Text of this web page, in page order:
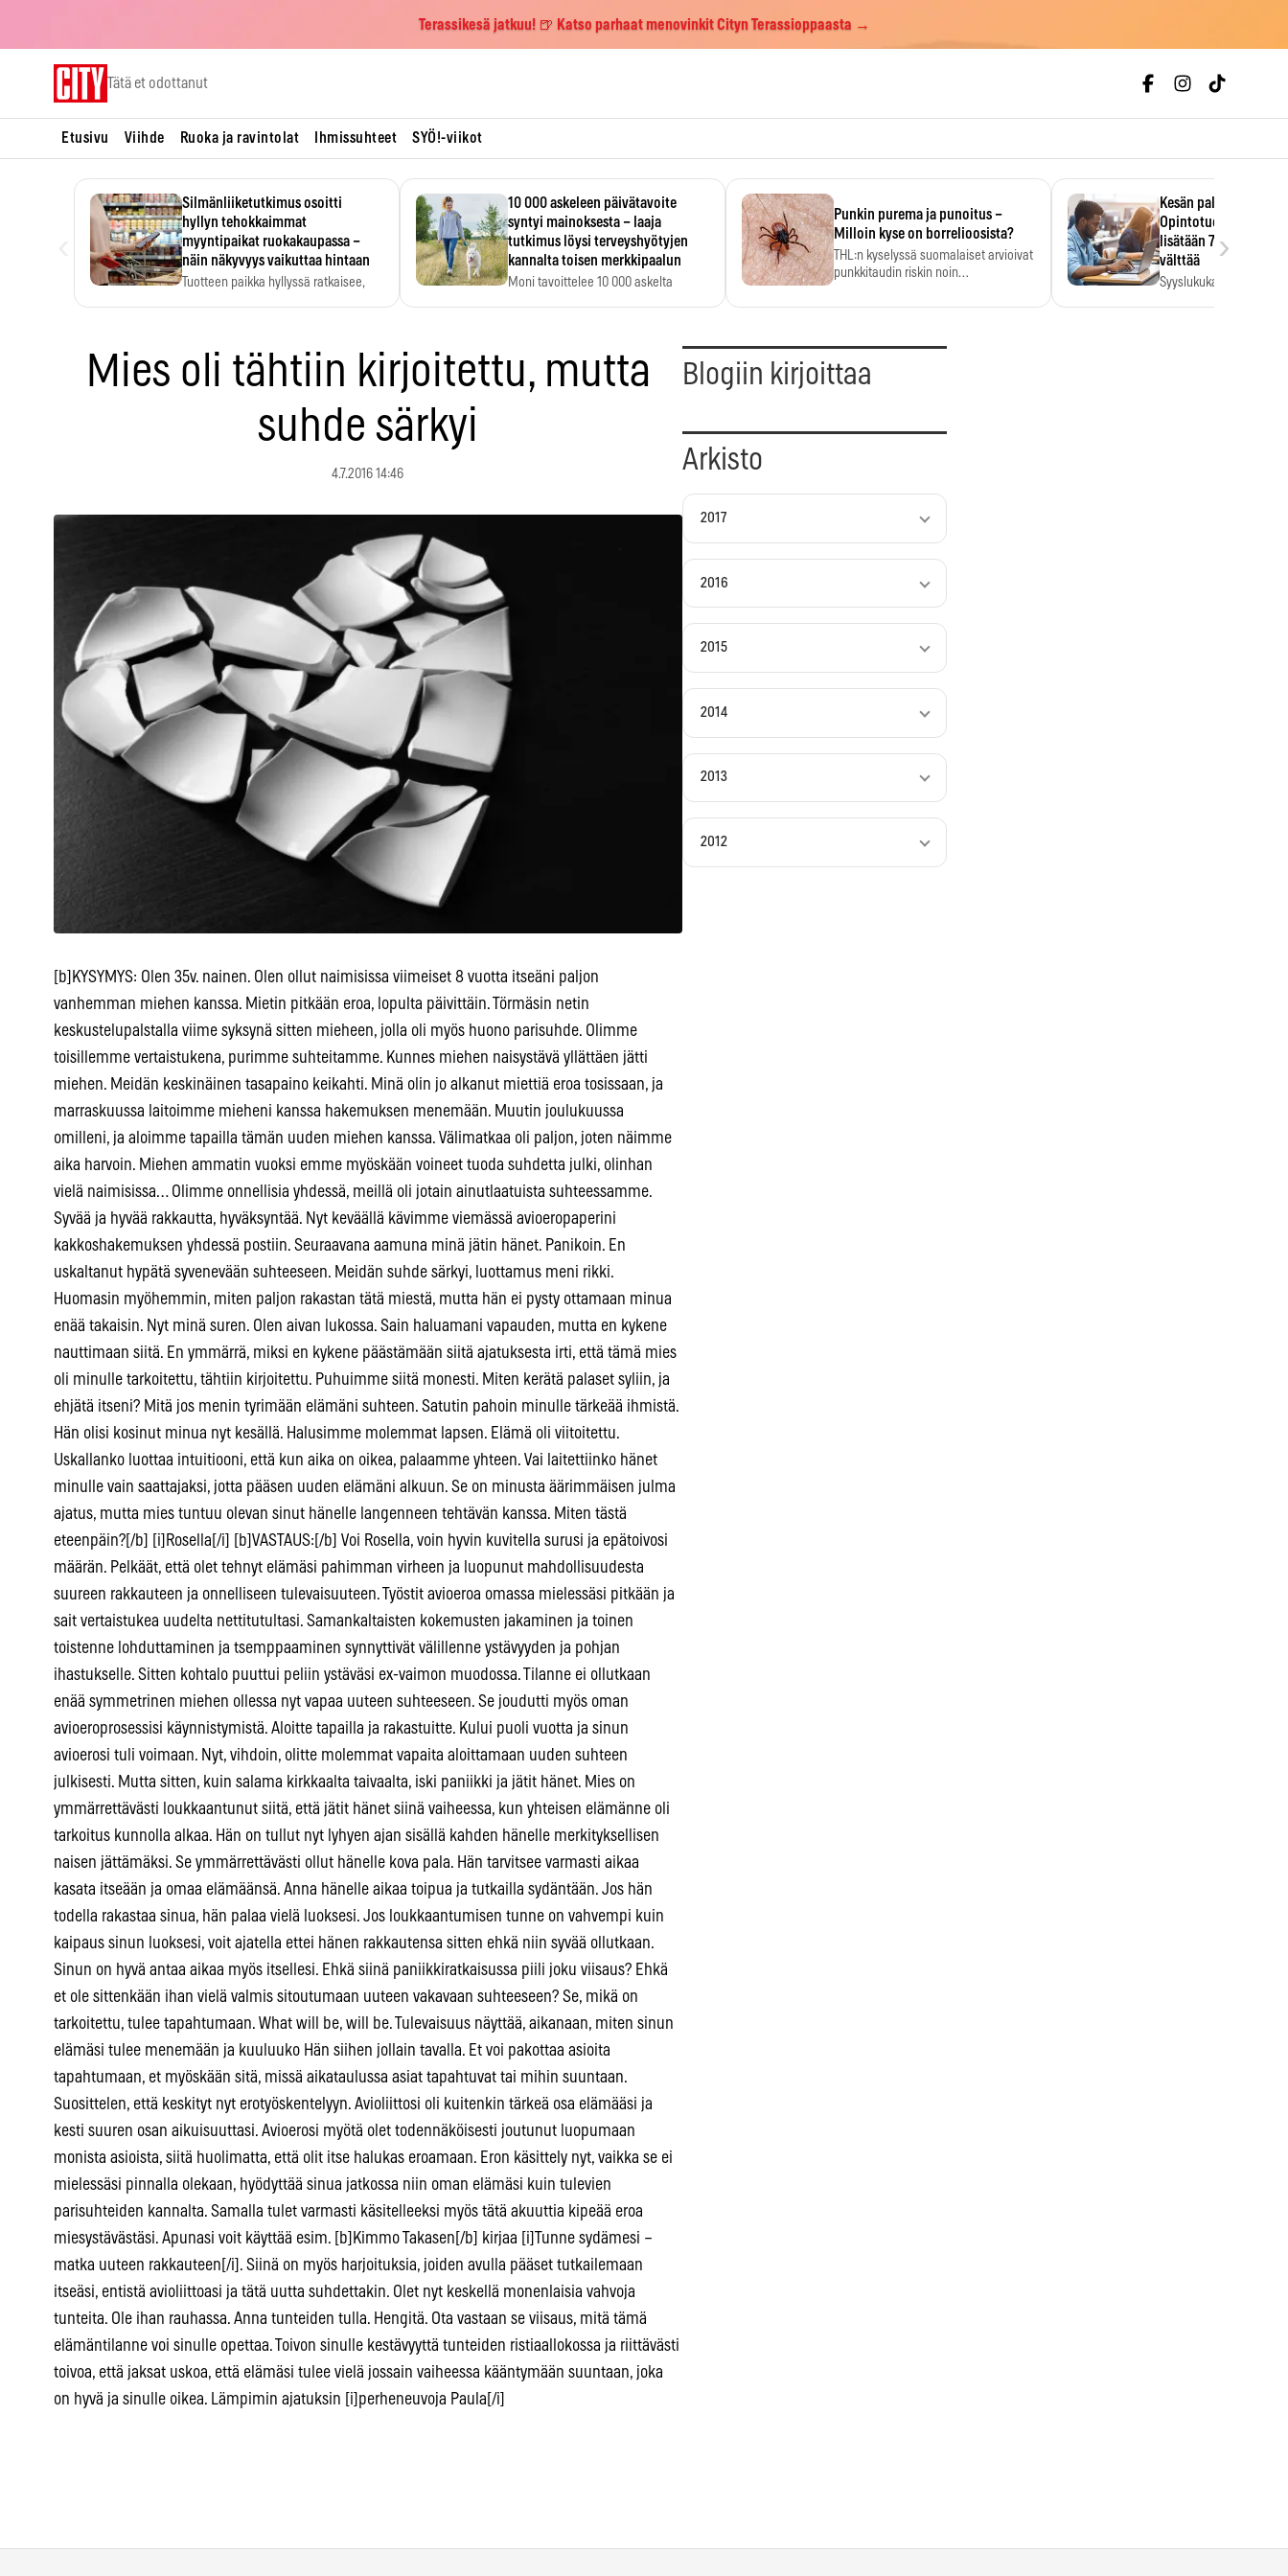
Terassikesä jatkuu! 🍺 Katso parhaat menovinkit Cityn Terassioppaasta →
Tätä et odottanut
Etusivu Viihde Ruoka ja ravintolat Ihmissuhteet SYÖ!-viikot
Silmänliiketutkimus osoitti
hyllyn tehokkaimmat
myyntipaikat ruokakaupassa –
näin näkyvyys vaikuttaa hintaan
Tuotteen paikka hyllyssä ratkaisee,
10 000 askeleen päivätavoite
syntyi mainoksesta – laaja
tutkimus löysi terveyshyötyjen
kannalta toisen merkkipaalun
Moni tavoittelee 10 000 askelta
Punkin purema ja punoitus –
Milloin kyse on borrelioosista?
THL:n kyselyssä suomalaiset arvioivat
punkkitaudin riskin noin
Kesän palkka
Opintotuen
lisätään 7,5
välttää
Syyslukukauden
›
Mies oli tähtiin kirjoitettu, mutta
suhde särkyi
4.7.2016 14:46
[b]KYSYMYS: Olen 35v. nainen. Olen ollut naimisissa viimeiset 8 vuotta itseäni paljon
vanhemman miehen kanssa. Mietin pitkään eroa, lopulta päivittäin. Törmäsin netin
keskustelupalstalla viime syksynä sitten mieheen, jolla oli myös huono parisuhde. Olimme
toisillemme vertaistukena, purimme suhteitamme. Kunnes miehen naisystävä yllättäen jätti
miehen. Meidän keskinäinen tasapaino keikahti. Minä olin jo alkanut miettiä eroa tosissaan, ja
marraskuussa laitoimme mieheni kanssa hakemuksen menemään. Muutin joulukuussa
omilleni, ja aloimme tapailla tämän uuden miehen kanssa. Välimatkaa oli paljon, joten näimme
aika harvoin. Miehen ammatin vuoksi emme myöskään voineet tuoda suhdetta julki, olinhan
vielä naimisissa… Olimme onnellisia yhdessä, meillä oli jotain ainutlaatuista suhteessamme.
Syvää ja hyvää rakkautta, hyväksyntää. Nyt keväällä kävimme viemässä avioeropaperini
kakkoshakemuksen yhdessä postiin. Seuraavana aamuna minä jätin hänet. Panikoin. En
uskaltanut hypätä syvenevään suhteeseen. Meidän suhde särkyi, luottamus meni rikki.
Huomasin myöhemmin, miten paljon rakastan tätä miestä, mutta hän ei pysty ottamaan minua
enää takaisin. Nyt minä suren. Olen aivan lukossa. Sain haluamani vapauden, mutta en kykene
nauttimaan siitä. En ymmärrä, miksi en kykene päästämään siitä ajatuksesta irti, että tämä mies
oli minulle tarkoitettu, tähtiin kirjoitettu. Puhuimme siitä monesti. Miten kerätä palaset syliin, ja
ehjätä itseni? Mitä jos menin tyrimään elämäni suhteen. Satutin pahoin minulle tärkeää ihmistä.
Hän olisi kosinut minua nyt kesällä. Halusimme molemmat lapsen. Elämä oli viitoitettu.
Uskallanko luottaa intuitiooni, että kun aika on oikea, palaamme yhteen. Vai laitettiinko hänet
minulle vain saattajaksi, jotta pääsen uuden elämäni alkuun. Se on minusta äärimmäisen julma
ajatus, mutta mies tuntuu olevan sinut hänelle langenneen tehtävän kanssa. Miten tästä
eteenpäin?[/b] [i]Rosella[/i] [b]VASTAUS:[/b] Voi Rosella, voin hyvin kuvitella surusi ja epätoivosi
määrän. Pelkäät, että olet tehnyt elämäsi pahimman virheen ja luopunut mahdollisuudesta
suureen rakkauteen ja onnelliseen tulevaisuuteen. Työstit avioeroa omassa mielessäsi pitkään ja
sait vertaistukea uudelta nettitutultasi. Samankaltaisten kokemusten jakaminen ja toinen
toistenne lohduttaminen ja tsemppaaminen synnyttivät välillenne ystävyyden ja pohjan
ihastukselle. Sitten kohtalo puuttui peliin ystäväsi ex-vaimon muodossa. Tilanne ei ollutkaan
enää symmetrinen miehen ollessa nyt vapaa uuteen suhteeseen. Se joudutti myös oman
avioeroprosessisi käynnistymistä. Aloitte tapailla ja rakastuitte. Kului puoli vuotta ja sinun
avioerosi tuli voimaan. Nyt, vihdoin, olitte molemmat vapaita aloittamaan uuden suhteen
julkisesti. Mutta sitten, kuin salama kirkkaalta taivaalta, iski paniikki ja jätit hänet. Mies on
ymmärrettävästi loukkaantunut siitä, että jätit hänet siinä vaiheessa, kun yhteisen elämänne oli
tarkoitus kunnolla alkaa. Hän on tullut nyt lyhyen ajan sisällä kahden hänelle merkityksellisen
naisen jättämäksi. Se ymmärrettävästi ollut hänelle kova pala. Hän tarvitsee varmasti aikaa
kasata itseään ja omaa elämäänsä. Anna hänelle aikaa toipua ja tutkailla sydäntään. Jos hän
todella rakastaa sinua, hän palaa vielä luoksesi. Jos loukkaantumisen tunne on vahvempi kuin
kaipaus sinun luoksesi, voit ajatella ettei hänen rakkautensa sitten ehkä niin syvää ollutkaan.
Sinun on hyvä antaa aikaa myös itsellesi. Ehkä siinä paniikkiratkaisussa piili joku viisaus? Ehkä
et ole sittenkään ihan vielä valmis sitoutumaan uuteen vakavaan suhteeseen? Se, mikä on
tarkoitettu, tulee tapahtumaan. What will be, will be. Tulevaisuus näyttää, aikanaan, miten sinun
elämäsi tulee menemään ja kuuluuko Hän siihen jollain tavalla. Et voi pakottaa asioita
tapahtumaan, et myöskään sitä, missä aikataulussa asiat tapahtuvat tai mihin suuntaan.
Suosittelen, että keskityt nyt erotyöskentelyyn. Avioliittosi oli kuitenkin tärkeä osa elämääsi ja
kesti suuren osan aikuisuuttasi. Avioerosi myötä olet todennäköisesti joutunut luopumaan
monista asioista, siitä huolimatta, että olit itse halukas eroamaan. Eron käsittely nyt, vaikka se ei
mielessäsi pinnalla olekaan, hyödyttää sinua jatkossa niin oman elämäsi kuin tulevien
parisuhteiden kannalta. Samalla tulet varmasti käsitelleeksi myös tätä akuuttia kipeää eroa
miesystävästäsi. Apunasi voit käyttää esim. [b]Kimmo Takasen[/b] kirjaa [i]Tunne sydämesi –
matka uuteen rakkauteen[/i]. Siinä on myös harjoituksia, joiden avulla pääset tutkailemaan
itseäsi, entistä avioliittoasi ja tätä uutta suhdettakin. Olet nyt keskellä monenlaisia vahvoja
tunteita. Ole ihan rauhassa. Anna tunteiden tulla. Hengitä. Ota vastaan se viisaus, mitä tämä
elämäntilanne voi sinulle opettaa. Toivon sinulle kestävyyttä tunteiden ristiaallokossa ja riittävästi
toivoa, että jaksat uskoa, että elämäsi tulee vielä jossain vaiheessa kääntymään suuntaan, joka
on hyvä ja sinulle oikea. Lämpimin ajatuksin [i]perheneuvoja Paula[/i]
Blogiin kirjoittaa
Arkisto
2017
2016
2015
2014
2013
2012